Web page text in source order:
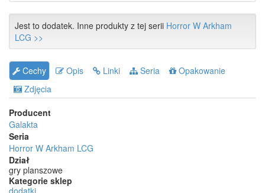
Jest to dodatek. Inne produkty z tej serii Horror W Arkham
LCG >>
Cechy Opis Linki Seria
Opakowanie
Zdjęcia
Producent
Galakta
Seria
Horror W Arkham LCG
Dział
gry planszowe
Kategorie sklep
dodatki